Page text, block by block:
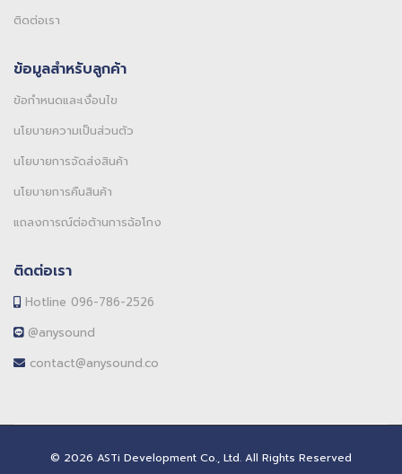
ติดต่อเรา
ข้อมูลสำหรับลูกค้า
ข้อกำหนดและเงื่อนไข
นโยบายความเป็นส่วนตัว
นโยบายการจัดส่งสินค้า
นโยบายการคืนสินค้า
แถลงการณ์ต่อต้านการฉ้อโกง
ติดต่อเรา
Hotline 096-786-2526
@anysound
contact@anysound.co
© 2026 ASTi Development Co., Ltd. All Rights Reserved